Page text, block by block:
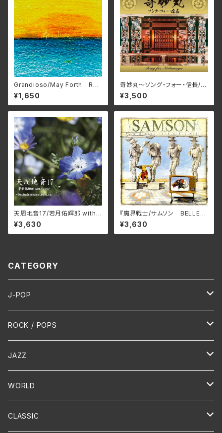
Grandioso/May Forth RC
TR-1131(仕様:CD)
¥1,650
奇妙丸～ソング・フォー・信長/V
arious Artists RPES-4869
(仕様:CD)
¥3,500
天周地音17/若月佑輝郎 with
Garjue TXTH-0043(仕様:
CD)
¥3,630
『魔界戦⼠/サムソン BELLE-2
64425(仕様:SHM-CD)
¥3,630
CATEGORY
J-POP
HR/HM
演歌 / 歌謡曲
PUNK/HARDCORE
Hip-Hop/Dancehall Reggae
ROCK / POPS
Oldies
HR/HM
JAZZ
Vocal
Piano
WORLD
HAWAIIAN
CLASSIC